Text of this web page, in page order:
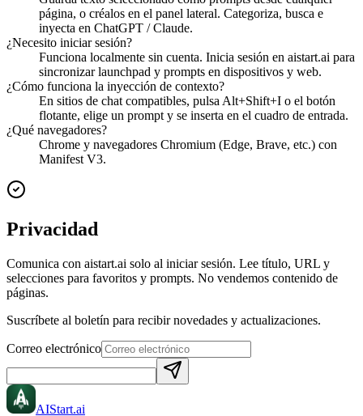
página, o créalos en el panel lateral. Categoriza, busca e
inyecta en ChatGPT / Claude.
¿Necesito iniciar sesión?
Funciona localmente sin cuenta. Inicia sesión en aistart.ai para
sincronizar launchpad y prompts en dispositivos y web.
¿Cómo funciona la inyección de contexto?
En sitios de chat compatibles, pulsa Alt+Shift+I o el botón
flotante, elige un prompt y se inserta en el cuadro de entrada.
¿Qué navegadores?
Chrome y navegadores Chromium (Edge, Brave, etc.) con
Manifest V3.
Privacidad
Comunica con aistart.ai solo al iniciar sesión. Lee título, URL y
selecciones para favoritos y prompts. No vendemos contenido de
páginas.
Suscríbete al boletín para recibir novedades y actualizaciones.
Correo electrónico
AIStart.ai